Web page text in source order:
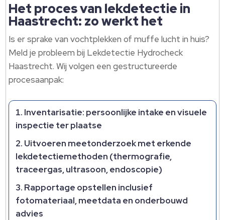
Het proces van lekdetectie in
Haastrecht: zo werkt het
Is er sprake van vochtplekken of muffe lucht in huis?
Meld je probleem bij Lekdetectie Hydrocheck
Haastrecht.​ Wij volgen een gestructureerde
procesaanpak:
Inventarisatie: persoonlijke intake en visuele
inspectie ter plaatse
Uitvoeren meetonderzoek met erkende
lekdetectiemethoden (thermografie,
traceergas, ultrasoon, endoscopie)
Rapportage opstellen inclusief
fotomateriaal, meetdata en onderbouwd
advies